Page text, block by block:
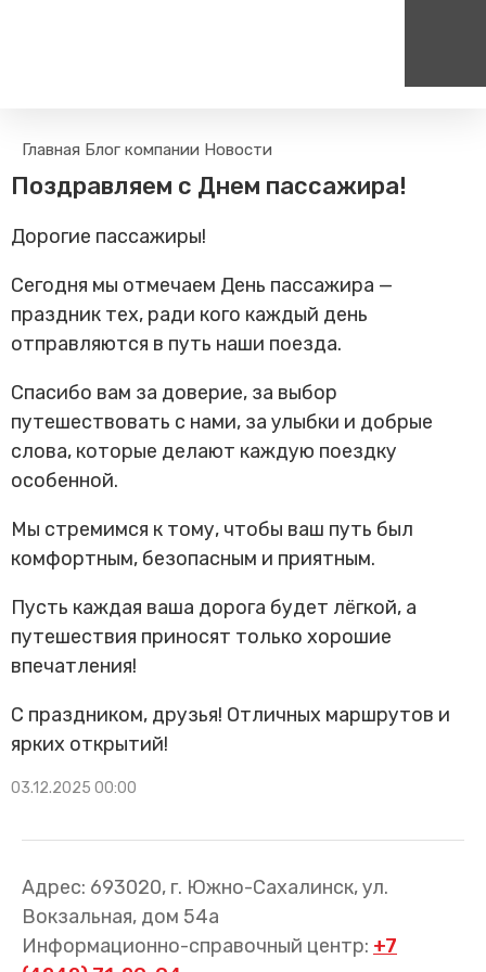
Пассажирам
Тарифы и льготы
Камеры хранения
пассажирам
Моя карта попала в стоп-
лист
Трансфер пассажиров
Маршрут настроен -
на сайт
Единый номер вызова экстренных служб
112
Главная Блог компании Новости
Поздравляем с Днем пассажира!
Дорогие пассажиры!
Сегодня мы отмечаем День пассажира —
праздник тех, ради кого каждый день
отправляются в путь наши поезда.
Спасибо вам за доверие, за выбор
путешествовать с нами, за улыбки и добрые
слова, которые делают каждую поездку
особенной.
Мы стремимся к тому, чтобы ваш путь был
комфортным, безопасным и приятным.
Пусть каждая ваша дорога будет лёгкой, а
путешествия приносят только хорошие
впечатления!
С праздником, друзья! Отличных маршрутов и
ярких открытий!
03.12.2025 00:00
Адрес: 693020, г. Южно-Сахалинск, ул.
Вокзальная, дом 54а
Информационно-справочный центр: +7